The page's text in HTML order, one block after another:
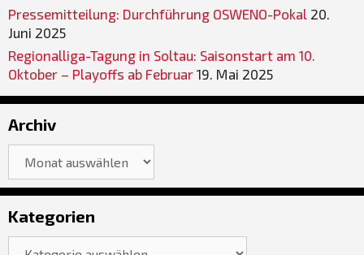
Pressemitteilung: Durchführung OSWENO-Pokal 20.
Juni 2025
Regionalliga-Tagung in Soltau: Saisonstart am 10.
Oktober – Playoffs ab Februar 19. Mai 2025
Archiv
Kategorien